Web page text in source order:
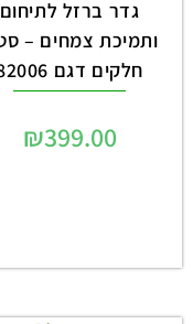
גדר ברזל לתיחום
חלקים דגם 82006
₪399.00